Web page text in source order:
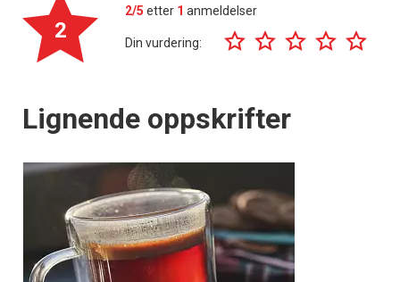
2
2/5 etter 1 anmeldelser
Din vurdering:
Lignende oppskrifter